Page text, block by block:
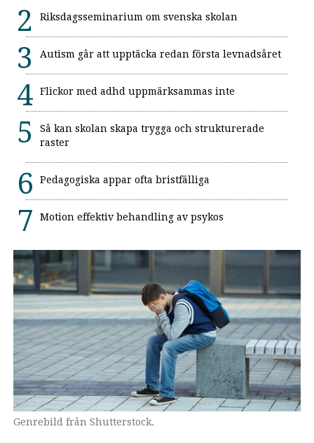
Riksdagsseminarium om svenska skolan
Autism går att upptäcka redan första levnadsåret
Flickor med adhd uppmärksammas inte
Så kan skolan skapa trygga och strukturerade
raster
Pedagogiska appar ofta bristfälliga
Motion effektiv behandling av psykos
Genrebild från Shutterstock.